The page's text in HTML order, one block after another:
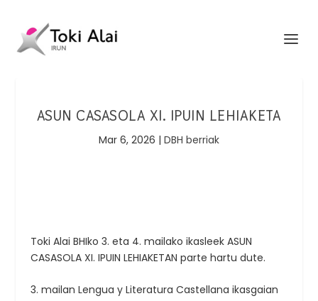
ASUN CASASOLA XI. IPUIN LEHIAKETA
Mar 6, 2026 | DBH berriak
Toki Alai BHIko 3. eta 4. mailako ikasleek ASUN
CASASOLA XI. IPUIN LEHIAKETAN parte hartu dute.
3. mailan Lengua y Literatura Castellana ikasgaian